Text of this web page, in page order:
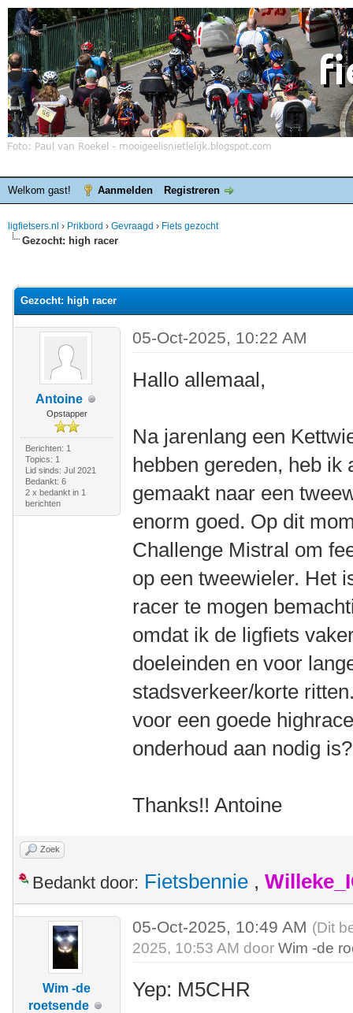
Welkom gast! Aanmelden Registreren
ligfietsers.nl › Prikbord › Gevraagd › Fiets gezocht
Gezocht: high racer
Gezocht: high racer
Antoine
Opstapper
Berichten: 1
Topics: 1
Lid sinds: Jul 2021
Bedankt: 6
2 x bedankt in 1
berichten
05-Oct-2025, 10:22 AM
Hallo allemaal,
Na jarenlang een
hebben gereden, heb ik
gemaakt naar een
enorm goed. Op dit
Challenge Mistral om
op een tweewieler. Het
racer te mogen
omdat ik de ligfiets
doeleinden en voor
stadsverkeer/korte
voor een goede
onderhoud aan nodig
Thanks!! Antoine
Zoek
Bedankt door: Fietsbennie ,
Wim -de
roetsende
05-Oct-2025, 10:49 AM (Dit
2025, 10:53 AM doorWim -de
Yep: M5CHR